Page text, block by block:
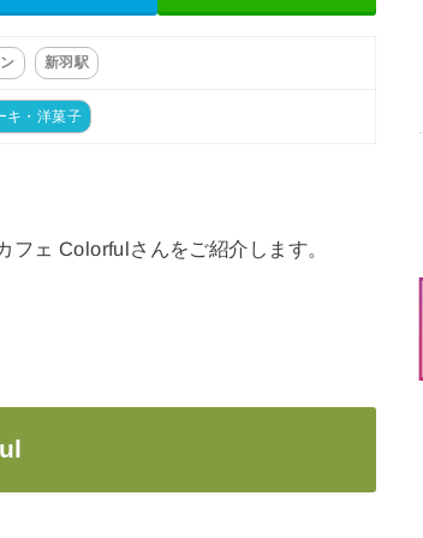
新羽駅
キ・洋菓子
ェ Colorfulさんをご紹介します。